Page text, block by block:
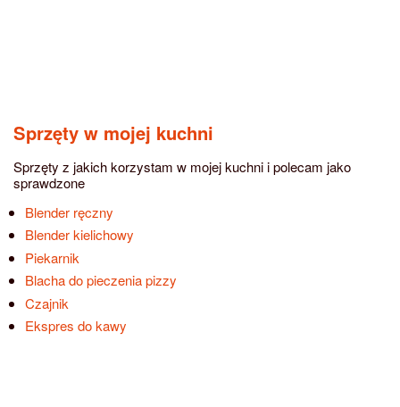
Sprzęty w mojej kuchni
Sprzęty z jakich korzystam w mojej kuchni i polecam jako
sprawdzone
Blender ręczny
Blender kielichowy
Piekarnik
Blacha do pieczenia pizzy
Czajnik
Ekspres do kawy